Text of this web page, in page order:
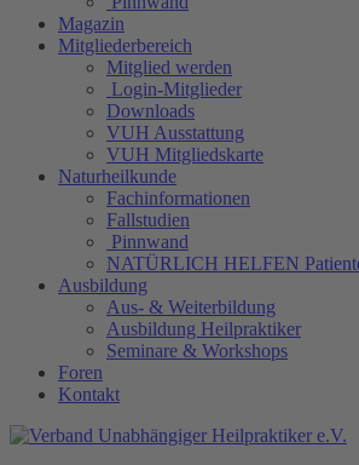
Magazin
Mitgliederbereich
Mitglied werden
Login-Mitglieder
Downloads
VUH Ausstattung
VUH Mitgliedskarte
Naturheilkunde
Fachinformationen
Fallstudien
Pinnwand
NATÜRLICH HELFEN
Ausbildung
Aus- & Weiterbildung
Ausbildung Heilpraktiker
Seminare & Workshops
Foren
Kontakt